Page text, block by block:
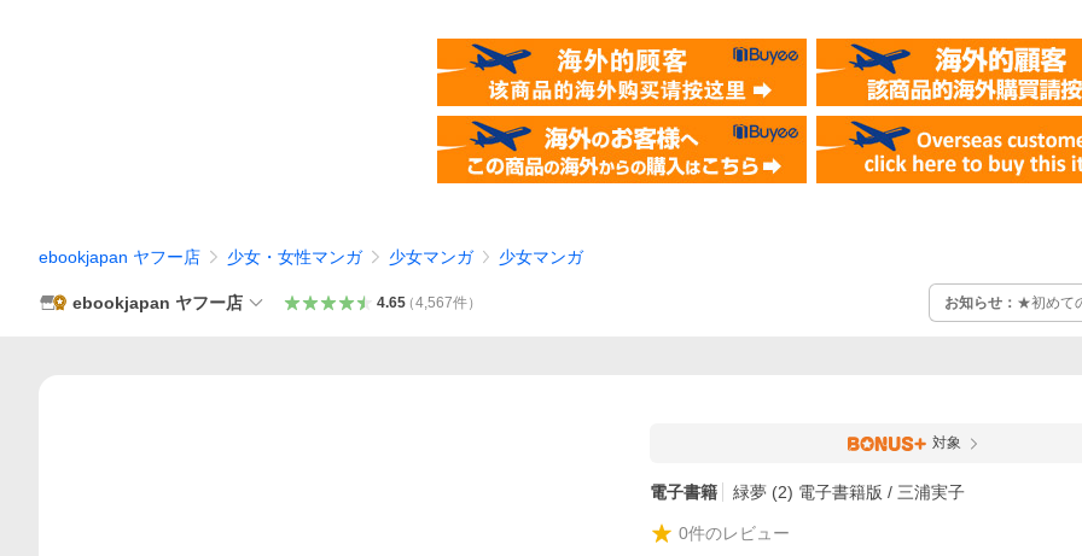
ebookjapan ヤフー店 少女・女性マンガ 少女マンガ 少女マンガ
ebookjapan ヤフー店 4.65（4,567件） お知らせ： ★初めて
対象
電子書籍 緑夢 (2) 電子書籍版 / 三浦実子
0件のレビュー